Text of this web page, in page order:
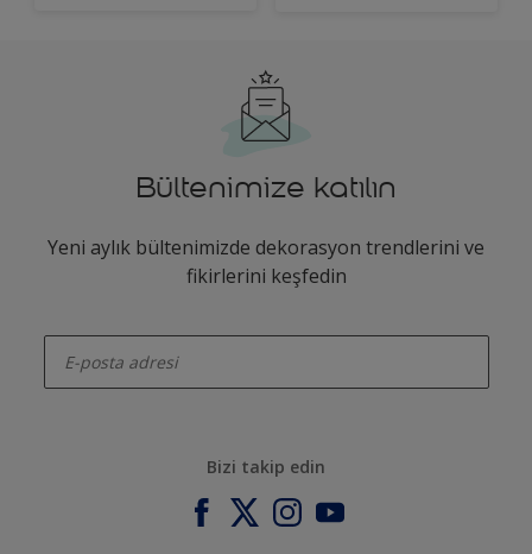
Bültenimize katılın
Yeni aylık bültenimizde dekorasyon trendlerini ve
fikirlerini keşfedin
Bizi takip edin